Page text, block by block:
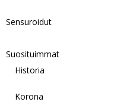
Sensuroidut
Suosituimmat
Historia
Korona